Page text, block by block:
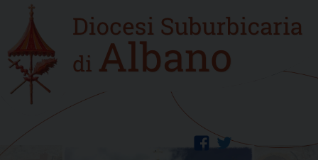
content
Home
new
twitter
facebook